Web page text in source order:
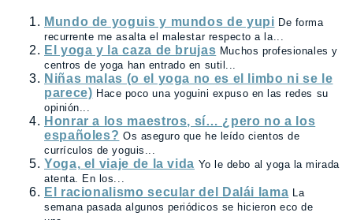
Mundo de yoguis y mundos de yupi De forma
recurrente me asalta el malestar respecto a la...
El yoga y la caza de brujas Muchos profesionales y
centros de yoga han entrado en sutil...
Niñas malas (o el yoga no es el limbo ni se le
parece) Hace poco una yoguini expuso en las redes su
opinión...
Honrar a los maestros, sí… ¿pero no a los
españoles? Os aseguro que he leído cientos de
currículos de yoguis...
Yoga, el viaje de la vida Yo le debo al yoga la mirada
atenta. En los...
El racionalismo secular del Dalái lama La
semana pasada algunos periódicos se hicieron eco de